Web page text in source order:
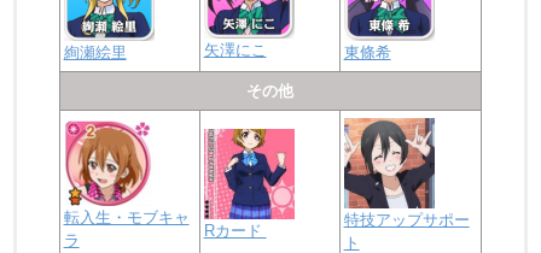
絢瀬絵里 矢澤にこ 東條希
その他
転入生・モブキャ
ラ
Rカード
特技アップサポー
ト